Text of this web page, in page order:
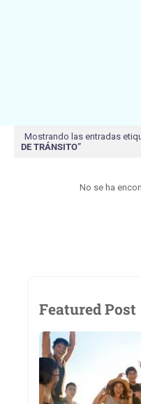
Mostrando las entradas
DE TRÁNSITO
No se ha
Featured Post